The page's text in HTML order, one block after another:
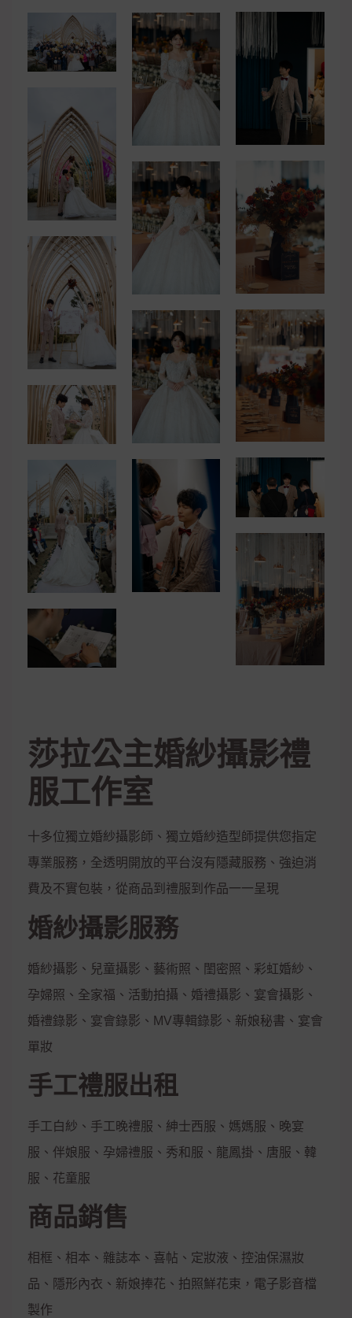
莎拉公主婚紗攝影禮
服工作室
十多位獨立婚紗攝影師、獨立婚紗造型師提供您指定
專業服務，全透明開放的平台沒有隱藏服務、強迫消
費及不實包裝，從商品到禮服到作品一一呈現
婚紗攝影服務
婚紗攝影、兒童攝影、藝術照、閨密照、彩虹婚紗、
孕婦照、全家福、活動拍攝、婚禮攝影、宴會攝影、
婚禮錄影、宴會錄影、MV專輯錄影、新娘秘書、宴會
單妝
手工禮服出租
手工白紗、手工晚禮服、紳士西服、媽媽服、晚宴
服、伴娘服、孕婦禮服、秀和服、龍鳳掛、唐服、韓
服、花童服
商品銷售
相框、相本、雜誌本、喜帖、定妝液、控油保濕妝
品、隱形內衣、新娘捧花、拍照鮮花束，電子影音檔
製作